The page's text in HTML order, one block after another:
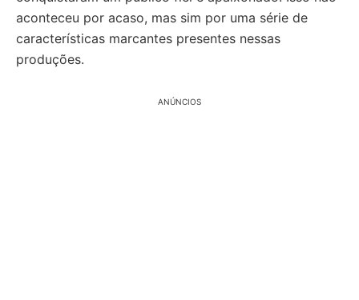
aconteceu por acaso, mas sim por uma série de
características marcantes presentes nessas
produções.
ANÚNCIOS